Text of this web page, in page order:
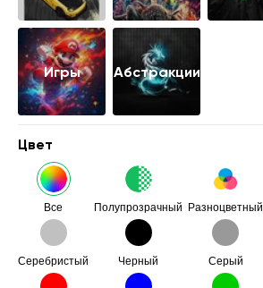
Игры Абстракции
Цвет
Все Полупрозрачный Разноцветный
Серебристый Черный Серый